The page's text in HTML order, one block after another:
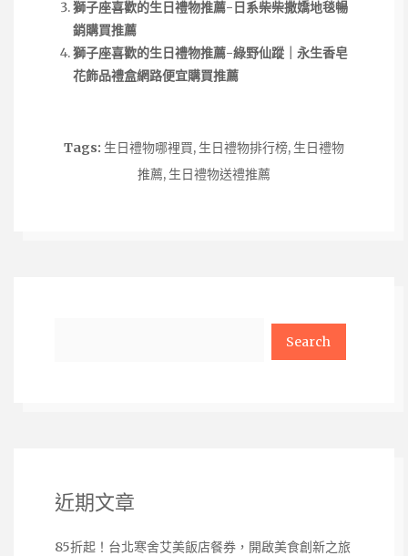
獅子座喜歡的生日禮物推薦-日系柴柴撒嬌地毯暢
銷購買推薦
獅子座喜歡的生日禮物推薦-綠野仙蹤｜永生香皂
花飾品禮盒網路便宜購買推薦
Tags: 生日禮物哪裡買, 生日禮物排行榜, 生日禮物
推薦, 生日禮物送禮推薦
近期文章
85折起！台北寒舍艾美飯店餐券，開啟美食創新之旅